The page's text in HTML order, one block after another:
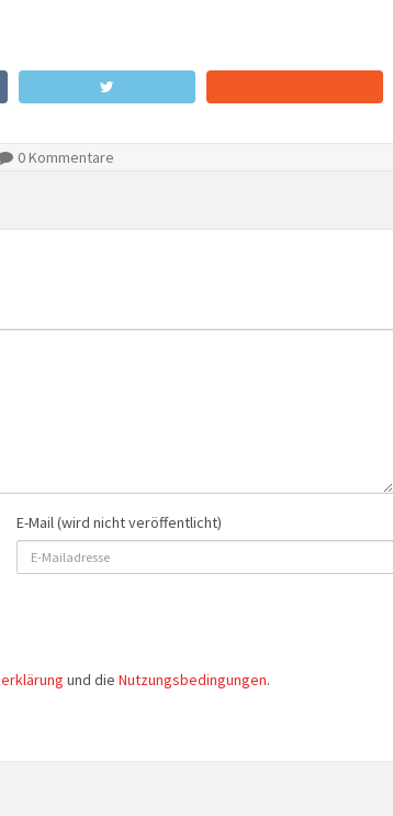
0 Kommentare
E-Mail (wird nicht veröffentlicht)
und die Nutzungsbedingungen.